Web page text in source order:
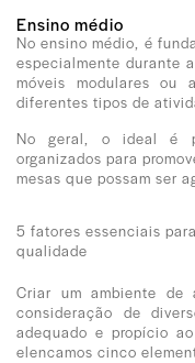
Ensino médio
No ensino médio, é
especialmente durante
móveis modulares ou
diferentes tipos de
No geral, o ideal é
organizados para
mesas que possam ser
5 fatores essenciais
qualidade
Criar um ambiente de
consideração de
adequado e propício
elencamos cinco